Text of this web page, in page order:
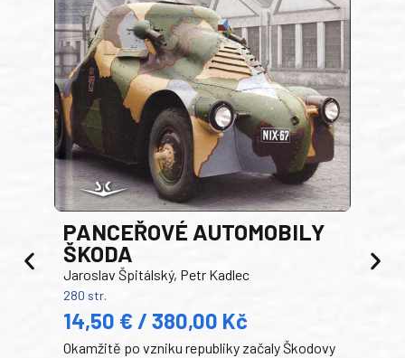
PANCEŘOVÉ AUTOMOBILY
ŠKODA
Jaroslav Špitálský, Petr Kadlec
280 str.
14,50 € / 380,00 Kč
Okamžitě po vzniku republiky začaly Škodovy